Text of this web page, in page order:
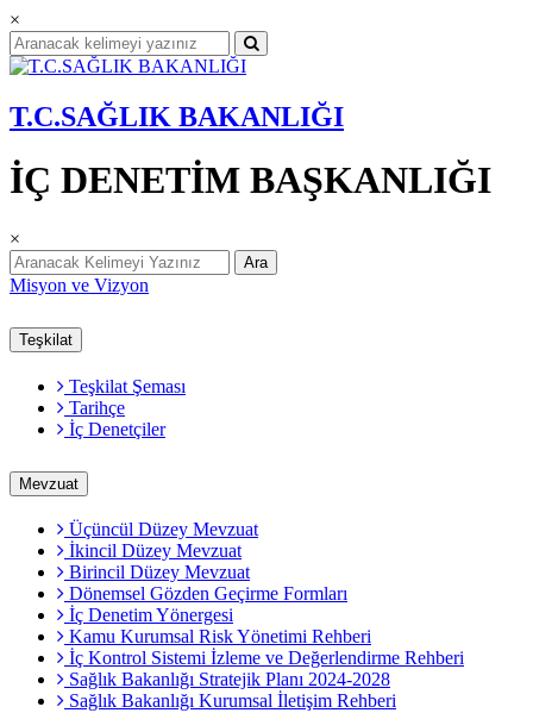
×
T.C.SAĞLIK BAKANLIĞI
İÇ DENETİM BAŞKANLIĞI
×
Ara
Misyon ve Vizyon
Teşkilat
Teşkilat Şeması
Tarihçe
İç Denetçiler
Mevzuat
Üçüncül Düzey Mevzuat
İkincil Düzey Mevzuat
Birincil Düzey Mevzuat
Dönemsel Gözden Geçirme Formları
İç Denetim Yönergesi
Kamu Kurumsal Risk Yönetimi Rehberi
İç Kontrol Sistemi İzleme ve Değerlendirme Rehberi
Sağlık Bakanlığı Stratejik Planı 2024-2028
Sağlık Bakanlığı Kurumsal İletişim Rehberi